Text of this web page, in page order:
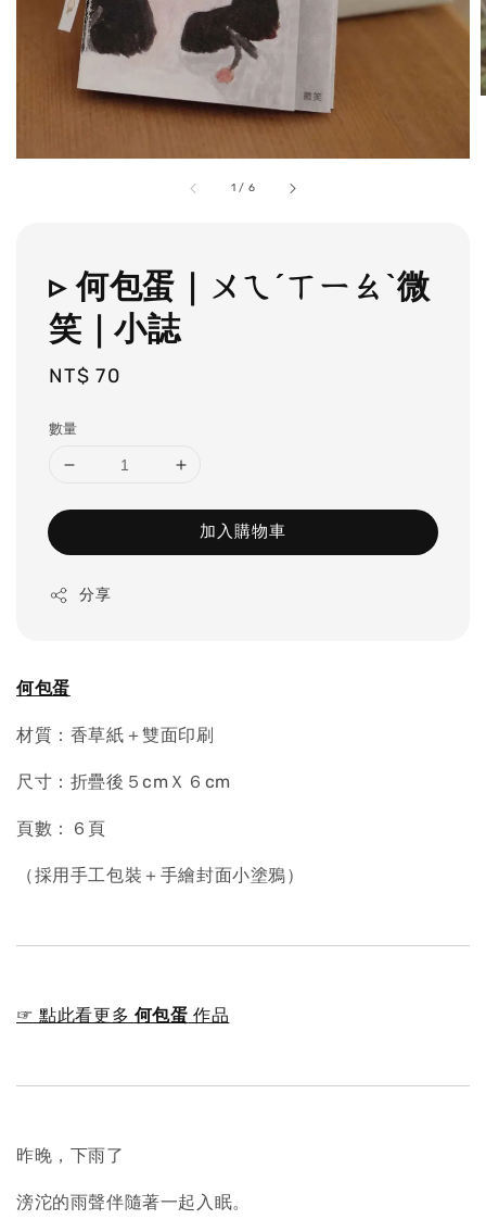
1 / 6
▹ 何包蛋｜ㄨㄟˊㄒㄧㄠˋ微
笑｜小誌
Regular
NT$ 70
數量
加入購物車
分享
何包蛋
材質：香草紙＋雙面印刷
尺寸：折疊後５cmＸ６cm
頁數：６頁
（採用手工包裝＋手繪封面小塗鴉）
☞ 點此看更多 何包蛋 作品
昨晚，下雨了
滂沱的雨聲伴隨著一起入眠。